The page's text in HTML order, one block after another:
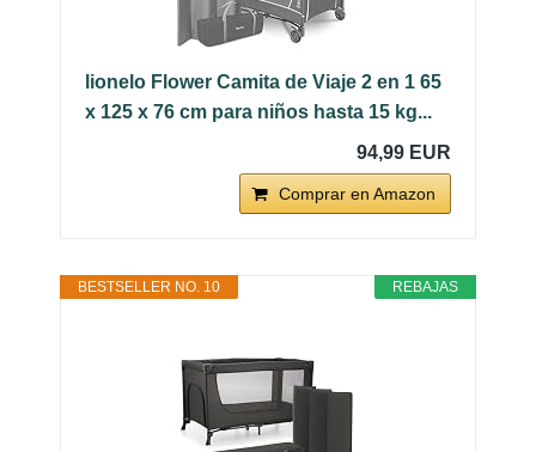
lionelo Flower Camita de Viaje 2 en 1 65
x 125 x 76 cm para niños hasta 15 kg...
94,99 EUR
Comprar en Amazon
REBAJAS
BESTSELLER NO. 10